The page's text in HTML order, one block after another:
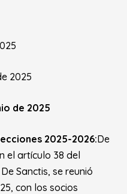
2025
de 2025
2025-2026:De
el artículo 38 del
Sanctis, se reunió
con los socios